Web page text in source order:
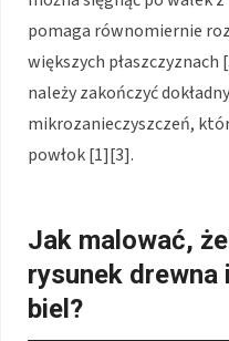
pomaga równomiernie
większych
należy zakończyć
mikrozanieczyszczeń,
powłok [1][3].
Jak malować,
rysunek drewna
biel?